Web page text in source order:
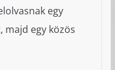
egy
majd egy közös